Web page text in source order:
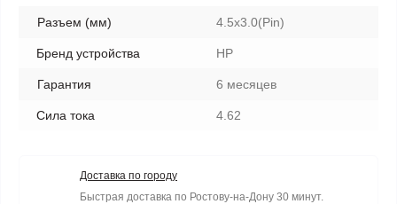
Разъем (мм) 4.5х3.0(Pin)
Бренд устройства HP
Гарантия 6 месяцев
Сила тока 4.62
Доставка по городу
Быстрая доставка по Ростову-на-Дону 30 минут.